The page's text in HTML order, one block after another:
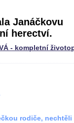
Janáčkovu
herectví.
- kompletní
rodiče, nechtěli